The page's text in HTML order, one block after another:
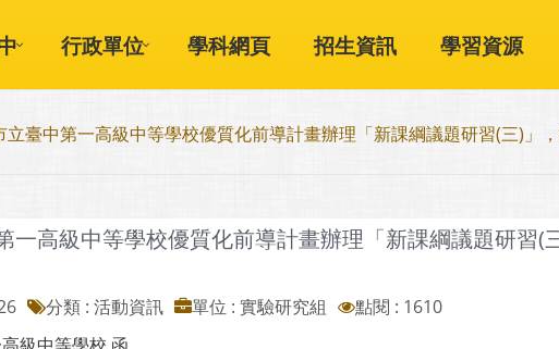
行政單位 學科網頁 招生資訊 學習資源
立臺中第一高級中等學校優質化前導計畫辦理「新課綱議題研習(三)」
一高級中等學校優質化前導計畫辦理「新課綱議題研習(
分類 : 活動資訊 單位 : 實驗研究組
點閱 : 1610